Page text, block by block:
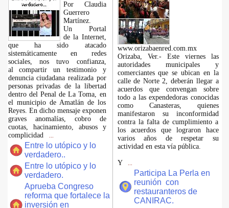
Por Claudia
Guerrero
Martínez.
​Un Portal
de la Internet,
que ha sido atacado
sistemáticamente en redes
sociales, nos tuvo confianza,
al compartir un testimonio y
denuncia ciudadana realizada por
personas privadas de la libertad
dentro del Penal de La Toma, en
el municipio de Amatlán de los
Reyes. En dicho mensaje exponen
graves anomalías, cobro de
cuotas, hacinamiento, abusos y
complicidad
Entre lo utópico y lo
verdadero..
Entre lo utópico y lo
verdadero.
Aprueba Congreso
reforma que fortalece la
inversión en
www.orizabaenred.com.mx
Orizaba, Ver.- Este viernes las
autoridades municipales y
comerciantes que se ubican en la
calle de Norte 2, deberán llegar a
acuerdos que convengan sobre
todo a las expendedoras conocidas
como Canasteras, quienes
manifestaron su inconformidad
contra la falta de cumplimiento a
los acuerdos que lograron hace
varios años de respetar su
actividad en esta vía pública.
Y
Participa La Perla en
reunión con
restauranteros de
CANIRAC.